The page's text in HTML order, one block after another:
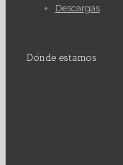
Descargas
Dónde estamos